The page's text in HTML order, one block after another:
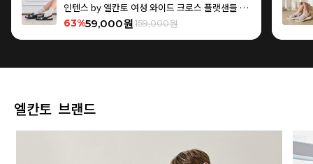
인텐스 by 엘칸토 여성 와이드 크로스 플랫샌들 1.5cm LCWW15I626
63%59,000원 159,000원
엘칸토 브랜드